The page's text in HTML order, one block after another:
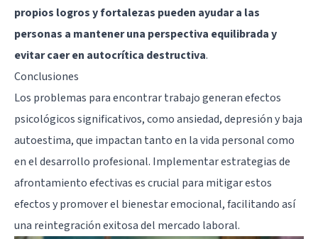
propios logros y fortalezas pueden ayudar a las
personas a mantener una perspectiva equilibrada y
evitar caer en autocrítica destructiva.
Conclusiones
Los problemas para encontrar trabajo generan efectos
psicológicos significativos, como ansiedad, depresión y baja
autoestima, que impactan tanto en la vida personal como
en el desarrollo profesional. Implementar estrategias de
afrontamiento efectivas es crucial para mitigar estos
efectos y promover el bienestar emocional, facilitando así
una reintegración exitosa del mercado laboral.